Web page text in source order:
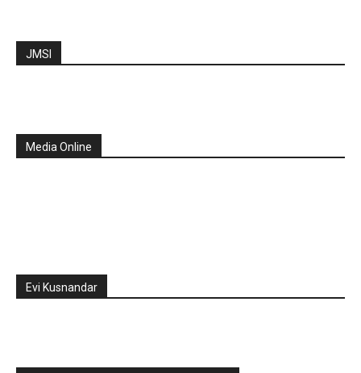
JMSI
Media Online
Evi Kusnandar